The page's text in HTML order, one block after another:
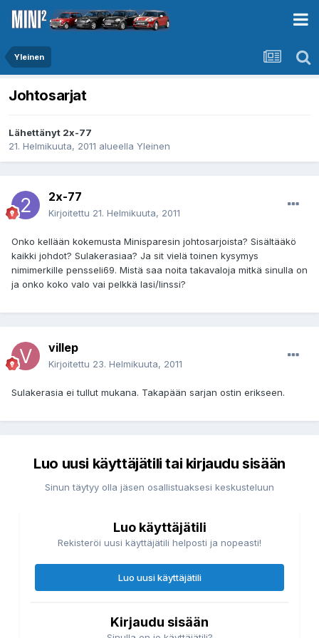
Yleinen
Johtosarjat
Lähettänyt 2x-77
21. Helmikuuta, 2011 alueella Yleinen
2x-77
Kirjoitettu 21. Helmikuuta, 2011
Onko kellään kokemusta Minisparesin johtosarjoista? Sisältääkö
kaikki johdot? Sulakerasiaa? Ja sit vielä toinen kysymys
nimimerkille pensseli69. Mistä saa noita takavaloja mitkä sinulla on
ja onko koko valo vai pelkkä lasi/linssi?
villep
Kirjoitettu 23. Helmikuuta, 2011
Sulakerasia ei tullut mukana. Takapään sarjan ostin erikseen.
Luo uusi käyttäjätili tai kirjaudu sisään
Sinun täytyy olla jäsen osallistuaksesi keskusteluun
Luo käyttäjätili
Rekisteröi uusi käyttäjätili helposti ja nopeasti!
Luo uusi käyttäjätili
Kirjaudu sisään